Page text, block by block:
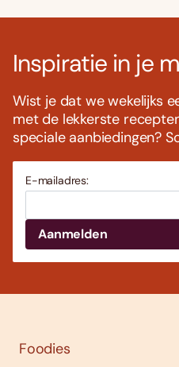
Inspiratie in je
Wist je dat we wekelijks
met de lekkerste
speciale aanbiedingen?
E-mailadres:
Foodies